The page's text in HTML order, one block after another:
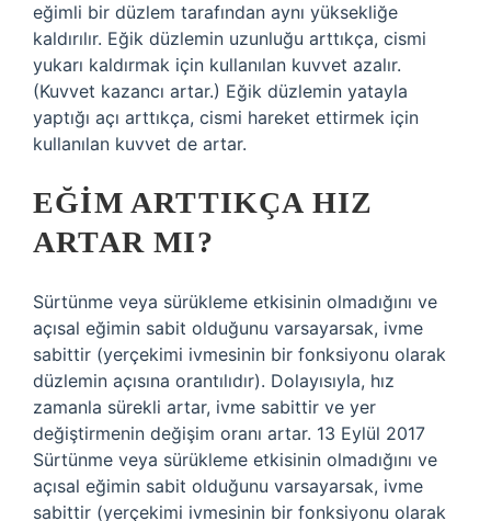
eğimli bir düzlem tarafından aynı yüksekliğe
kaldırılır. Eğik düzlemin uzunluğu arttıkça, cismi
yukarı kaldırmak için kullanılan kuvvet azalır.
(Kuvvet kazancı artar.) Eğik düzlemin yatayla
yaptığı açı arttıkça, cismi hareket ettirmek için
kullanılan kuvvet de artar.
EĞIM ARTTIKÇA HIZ
ARTAR MI?
Sürtünme veya sürükleme etkisinin olmadığını ve
açısal eğimin sabit olduğunu varsayarsak, ivme
sabittir (yerçekimi ivmesinin bir fonksiyonu olarak
düzlemin açısına orantılıdır). Dolayısıyla, hız
zamanla sürekli artar, ivme sabittir ve yer
değiştirmenin değişim oranı artar. 13 Eylül 2017
Sürtünme veya sürükleme etkisinin olmadığını ve
açısal eğimin sabit olduğunu varsayarsak, ivme
sabittir (yerçekimi ivmesinin bir fonksiyonu olarak